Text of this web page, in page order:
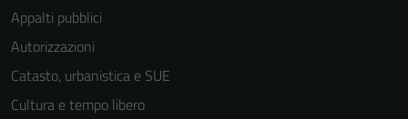
Appalti pubblici
Autorizzazioni
Catasto, urbanistica e SUE
Cultura e tempo libero